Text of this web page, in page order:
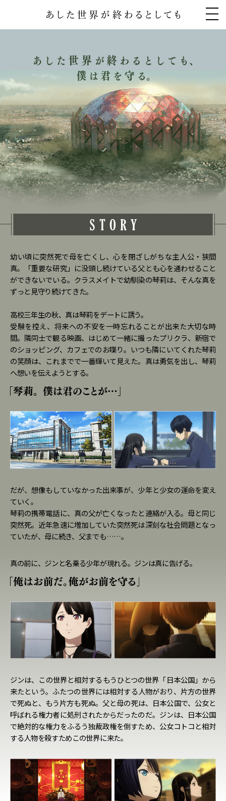
幼い頃に突然死で母を亡くし、心を閉ざしがちな主人公・狭間
真。「重要な研究」に没頭し続けている父とも心を通わせること
ができないでいる。クラスメイトで幼馴染の琴莉は、そんな真を
ずっと見守り続けてきた。
高校三年生の秋、真は琴莉をデートに誘う。
受験を控え、将来への不安を一時忘れることが出来た大切な時
間。隣同士で観る映画、はじめて一緒に撮ったプリクラ、新宿で
のショッピング、カフェでのお喋り。いつも隣にいてくれた琴莉
の笑顔は、これまでで一番輝いて見えた。真は勇気を出し、琴莉
へ想いを伝えようとする。
だが、想像もしていなかった出来事が、少年と少女の運命を変え
ていく。
琴莉の携帯電話に、真の父が亡くなったと連絡が入る。母と同じ
突然死。近年急速に増加していた突然死は深刻な社会問題となっ
ていたが、母に続き、父までも……。
真の前に、ジンと名乗る少年が現れる。ジンは真に告げる。
ジンは、この世界と相対するもうひとつの世界「日本公国」から
来たという。ふたつの世界には相対する人物がおり、片方の世界
で死ぬと、もう片方も死ぬ。父と母の死は、日本公国で、公女と
呼ばれる権力者に処刑されたからだったのだ。ジンは、日本公国
で絶対的な権力をふるう独裁政権を倒すため、公女コトコと相対
する人物を殺すためこの世界に来た。